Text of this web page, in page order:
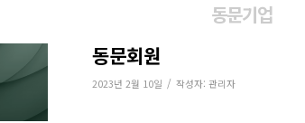
동문기업
동문회원
2023년 2월 10일 / 작성자: 관리자